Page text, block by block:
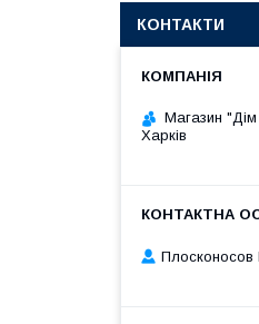
КОНТАКТИ
Магазин "Дім
Харків